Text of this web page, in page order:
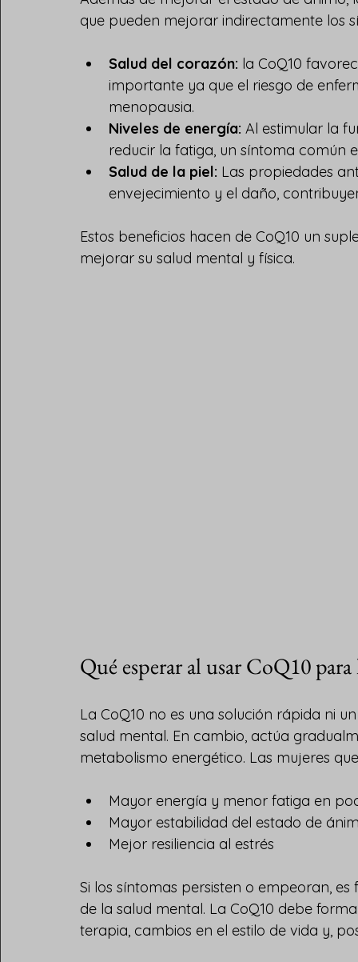
que pueden mejorar indirectamente los
Salud del corazón: la CoQ10
importante ya que el riesgo de
menopausia.
Niveles de energía: Al estimular la
reducir la fatiga, un síntoma común
Salud de la piel: Las propiedades
envejecimiento y el daño,
Estos beneficios hacen de CoQ10 un
mejorar su salud mental y física.
Qué esperar al usar CoQ10
La CoQ10 no es una solución rápida ni
salud mental. En cambio, actúa
metabolismo energético. Las mujeres
Mayor energía y menor fatiga en
Mayor estabilidad del estado de
Mejor resiliencia al estrés
Si los síntomas persisten o empeoran,
de la salud mental. La CoQ10 debe
terapia, cambios en el estilo de vida y,